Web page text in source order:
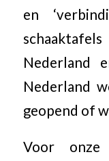
en
Nederland
Nederland
geopend of
Voor onze